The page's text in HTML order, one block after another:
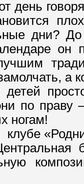
день
дни?
он
а
детей
по праву
ногам!
клубе